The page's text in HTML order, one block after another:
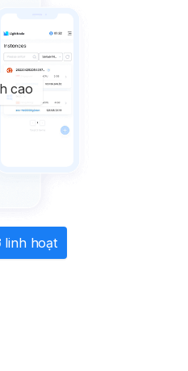
cao
linh hoạt